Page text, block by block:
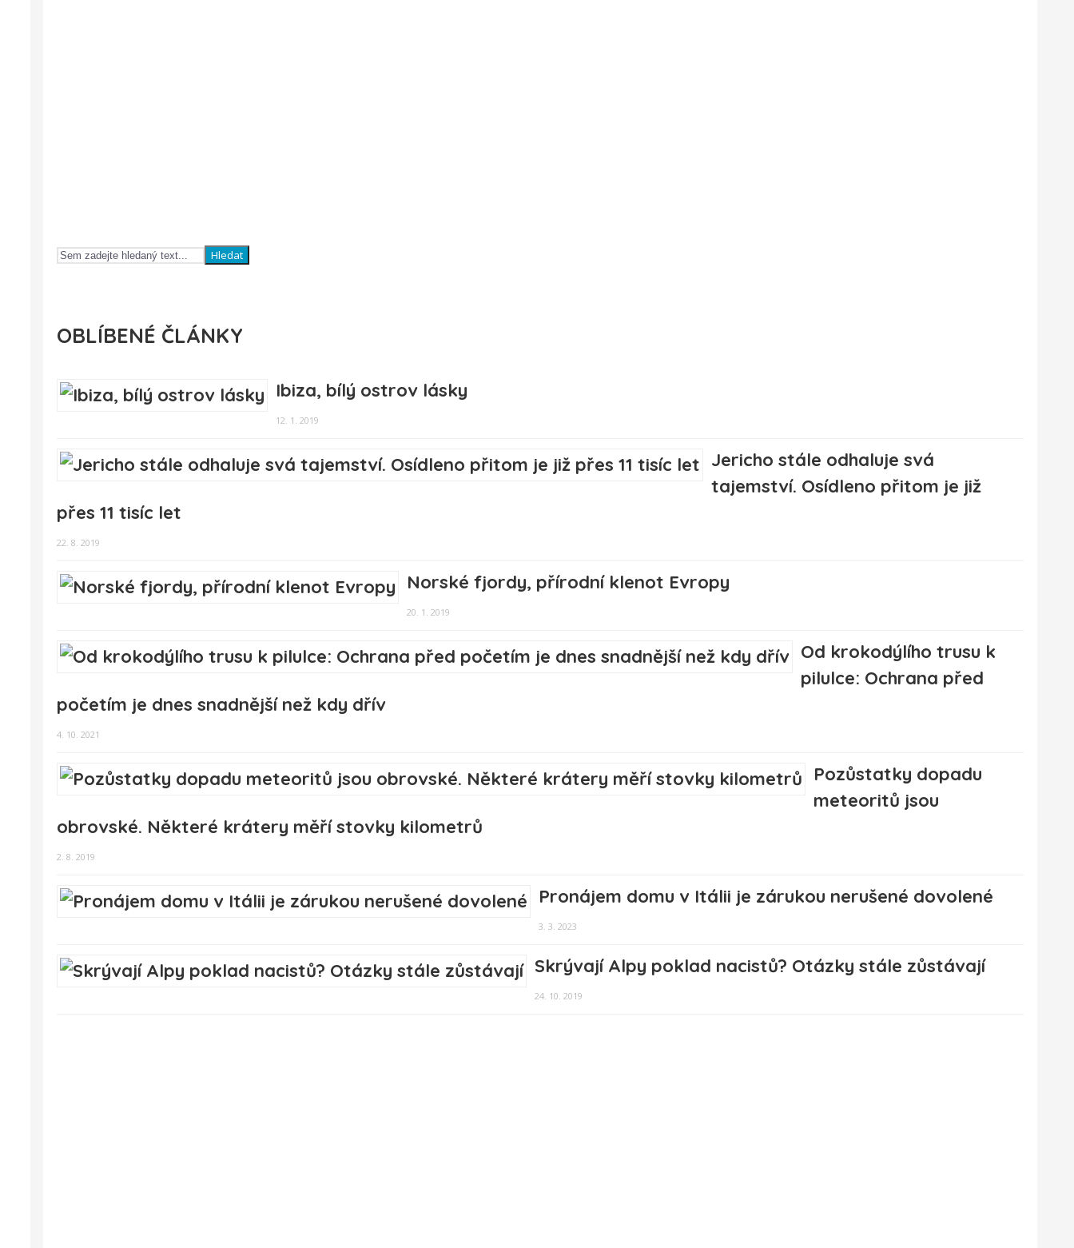
Hledat
OBLÍBENÉ ČLÁNKY
Ibiza, bílý ostrov lásky
12. 1. 2019
Jericho stále odhaluje svá
tajemství. Osídleno přitom je již
přes 11 tisíc let
22. 8. 2019
Norské fjordy, přírodní klenot Evropy
20. 1. 2019
Od krokodýlího trusu k
pilulce: Ochrana před
početím je dnes snadnější než kdy dřív
4. 10. 2021
Pozůstatky dopadu
meteoritů jsou
obrovské. Některé krátery měří stovky kilometrů
2. 8. 2019
Pronájem domu v Itálii je zárukou nerušené dovolené
3. 3. 2023
Skrývají Alpy poklad nacistů? Otázky stále zůstávají
24. 10. 2019